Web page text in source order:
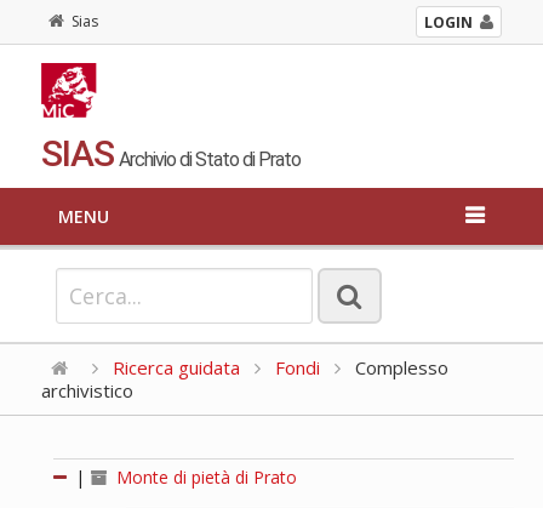
Sias LOGIN
SIAS Archivio di Stato di Prato
MENU
Ricerca guidata Fondi
Complesso
archivistico
| Monte di pietà di Prato